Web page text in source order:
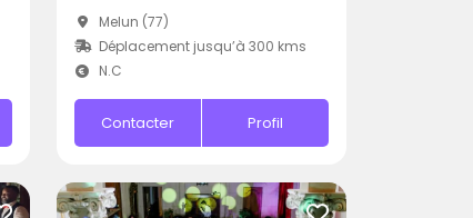
Melun (77)
Déplacement jusqu’à 300 kms
N.C
Contacter Profil